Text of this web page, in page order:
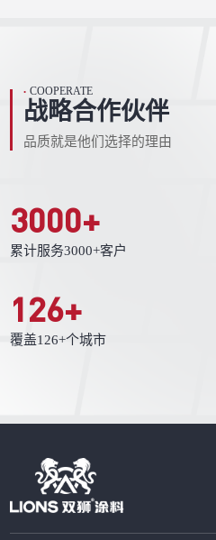
• COOPERATE
战略合作伙伴
品质就是他们选择的理由
3000+
累计服务3000+客户
126+
覆盖126+个城市